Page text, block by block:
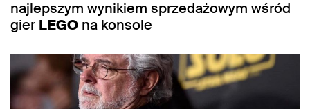
najlepszym wynikiem sprzedażowym wśród
gier LEGO na konsole